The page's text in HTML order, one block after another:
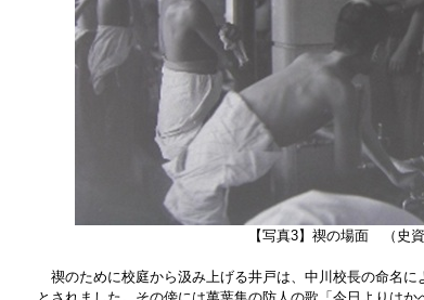
【写真3】禊の場面 （史
禊のために校庭から汲み上げる井戸は、中川校長の命名